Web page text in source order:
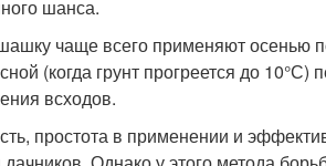
шанса.
чаще всего применяют осенью
(когда грунт прогреется до
всходов.
простота в применении и